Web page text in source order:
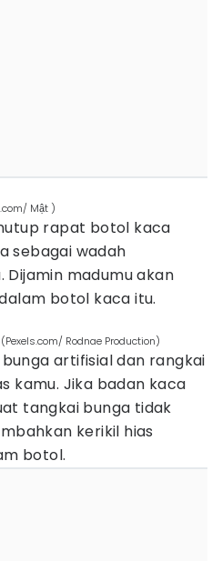
Mật )
rapat botol kaca
sebagai wadah
Dijamin madumu akan
botol kaca itu.
Rodnae Production)
artifisial dan rangkai
kamu. Jika badan kaca
tangkai bunga tidak
kerikil hias
botol.